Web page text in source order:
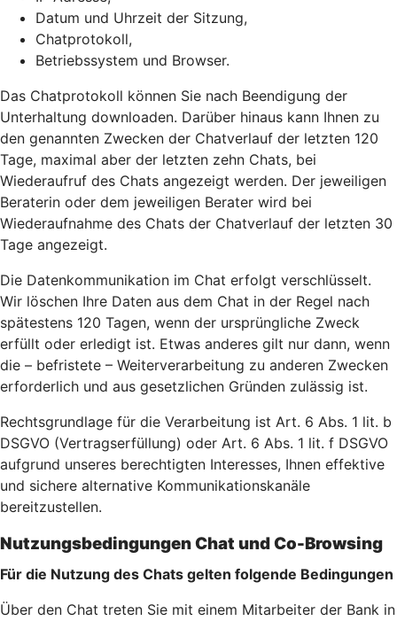
Datum und Uhrzeit der Sitzung,
Chatprotokoll,
Betriebssystem und Browser.
Das Chatprotokoll können Sie nach Beendigung der
Unterhaltung downloaden. Darüber hinaus kann Ihnen zu
den genannten Zwecken der Chatverlauf der letzten 120
Tage, maximal aber der letzten zehn Chats, bei
Wiederaufruf des Chats angezeigt werden. Der jeweiligen
Beraterin oder dem jeweiligen Berater wird bei
Wiederaufnahme des Chats der Chatverlauf der letzten 30
Tage angezeigt.
Die Datenkommunikation im Chat erfolgt verschlüsselt.
Wir löschen Ihre Daten aus dem Chat in der Regel nach
spätestens 120 Tagen, wenn der ursprüngliche Zweck
erfüllt oder erledigt ist. Etwas anderes gilt nur dann, wenn
die – befristete – Weiterverarbeitung zu anderen Zwecken
erforderlich und aus gesetzlichen Gründen zulässig ist.
Rechtsgrundlage für die Verarbeitung ist Art. 6 Abs. 1 lit. b
DSGVO (Vertragserfüllung) oder Art. 6 Abs. 1 lit. f DSGVO
aufgrund unseres berechtigten Interesses, Ihnen effektive
und sichere alternative Kommunikationskanäle
bereitzustellen.
Nutzungsbedingungen Chat und Co-Browsing
Für die Nutzung des Chats gelten folgende Bedingungen
Über den Chat treten Sie mit einem Mitarbeiter der Bank in